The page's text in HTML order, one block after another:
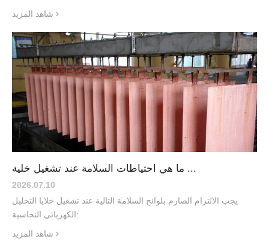
ما هي احتياطات السلامة عند تشغيل خلية ...
2026.07.10
يجب الالتزام الصارم بلوائح السلامة التالية عند تشغيل خلايا التحليل
الكهربائي النحاسية: